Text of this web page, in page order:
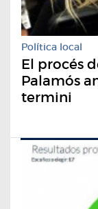
Política local
El procés
Palamós
termini